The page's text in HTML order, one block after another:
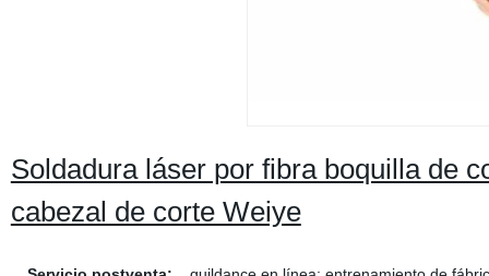
Soldadura láser por fibra boquilla de
cabezal de corte Weiye